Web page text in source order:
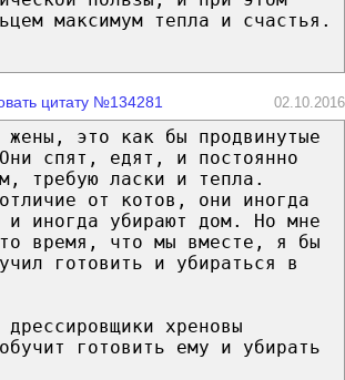
максимум тепла и счастья.
цитату №134281 02.10.2016
это как бы продвинутые
спят, едят, и постоянно
требую ласки и тепла.
от котов, они иногда
и иногда убирают дом. Но мне
время, что мы вместе, я бы
готовить и убираться в
хреновы
готовить ему и убирать